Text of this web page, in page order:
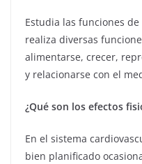
Estudia las funciones
realiza diversas
alimentarse, crecer,
y relacionarse con el
¿Qué son los efectos
En el sistema
bien planificado